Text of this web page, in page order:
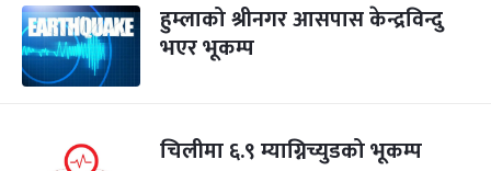
हुम्लाको श्रीनगर आसपास केन्द्रविन्दु
भएर भूकम्प
चिलीमा ६.९ म्याग्निच्युडको भूकम्प